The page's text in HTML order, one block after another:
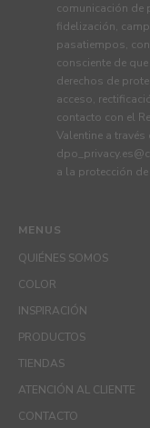
MENUS
QUIÉNES SOMOS
COLOR
INSPIRACIÓN
PRODUCTOS
TIENDAS
ATENCIÓN AL CLIENTE
CONTACTO
comunicación de
fidelización,
pasatiempos,
consciente de
derechos de
acceso,
contacto con el
Valentine a
a la protección